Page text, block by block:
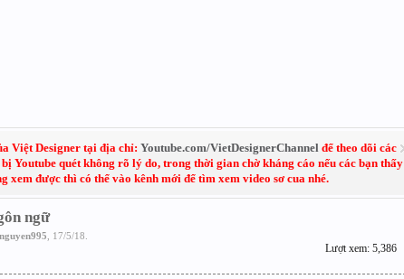
Việt Designer tại địa chỉ: Youtube.com/VietDesignerChannelđể theo dõi các
Youtube quét không rõ lý do, trong thời gian chờ kháng cáo nếu các bạn thấy
xem được thì có thể vào kênh mới để tìm xem video sơ cua nhé.
ngữ
17/5/18
Lượt xem: 5,386